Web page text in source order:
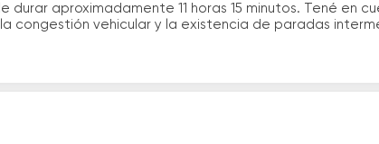
durar aproximadamente 11 horas 15 minutos. Tené en
congestión vehicular y la existencia de paradas